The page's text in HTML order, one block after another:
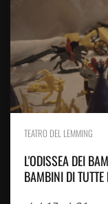
TEATRO DEL LEMMING
L'ODISSEA DEI
BAMBINI DI TUTTE